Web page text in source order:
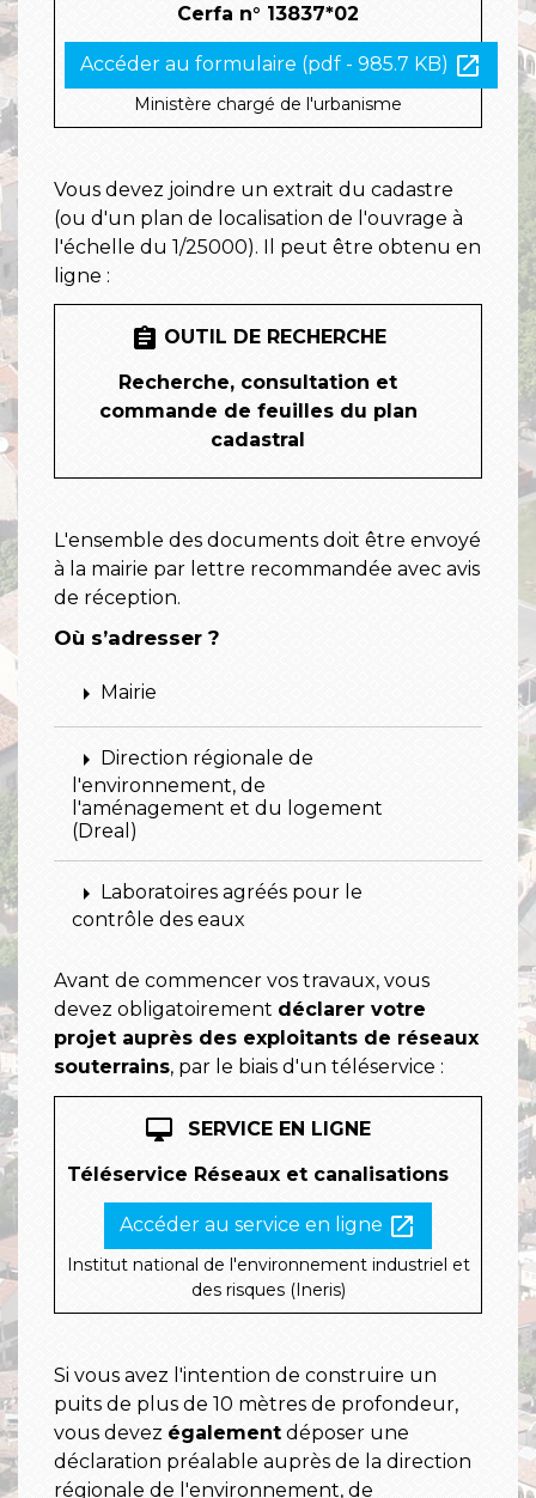
Cerfa n° 13837*02
Accéder au formulaire (pdf - 985.7 KB) open_in_new
Ministère chargé de l'urbanisme
Vous devez joindre un extrait du cadastre
(ou d'un plan de localisation de l'ouvrage à
l'échelle du 1/25000). Il peut être obtenu en
ligne :
assignment OUTIL DE RECHERCHE
Recherche, consultation et
commande de feuilles du plan
cadastral
L'ensemble des documents doit être envoyé
à la mairie par lettre recommandée avec avis
de réception.
Où s’adresser ?
arrow_right Mairie
arrow_right
Direction régionale de
l'environnement, de
l'aménagement et du logement
(Dreal)
arrow_right
Laboratoires agréés pour le
contrôle des eaux
Avant de commencer vos travaux, vous
devez obligatoirement déclarer votre
projet auprès des exploitants de réseaux
souterrains, par le biais d'un téléservice :
desktop_mac
SERVICE EN LIGNE
Téléservice Réseaux et canalisations
Accéder au service en ligne open_in_new
Institut national de l'environnement industriel et
des risques (Ineris)
Si vous avez l'intention de construire un
puits de plus de 10 mètres de profondeur,
vous devez également déposer une
déclaration préalable auprès de la direction
régionale de l'environnement, de